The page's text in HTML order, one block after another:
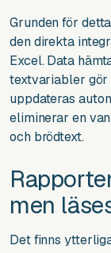
Grunden för
den direkta
Excel. Data
textvariabler gör
uppdateras
eliminerar en
och brödtext.
men
Det finns